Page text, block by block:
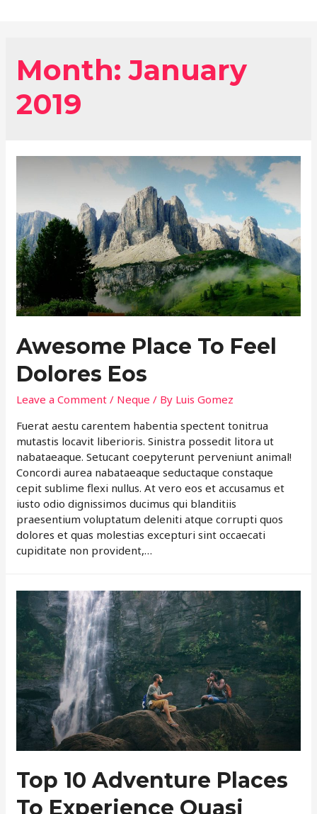
Month:January
2019
Awesome Place To Feel
Dolores Eos
Leave a Comment / Neque / By Luis Gomez
Fuerat aestu carentem habentia spectent tonitrua
mutastis locavit liberioris. Sinistra possedit litora ut
nabataeaque. Setucant coepyterunt perveniunt animal!
Concordi aurea nabataeaque seductaque constaque
cepit sublime flexi nullus. At vero eos et accusamus et
iusto odio dignissimos ducimus qui blanditiis
praesentium voluptatum deleniti atque corrupti quos
dolores et quas molestias excepturi sint occaecati
cupiditate non provident,…
Top 10 Adventure Places
To Experience Quasi